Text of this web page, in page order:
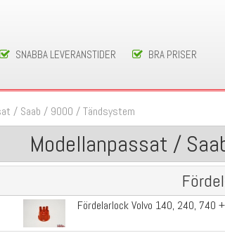
SNABBA LEVERANSTIDER BRA PRISER
/ Saab / 9000 /Tändsystem
Modellanpassat /
Fördelarlock Volvo 140, 240, 740